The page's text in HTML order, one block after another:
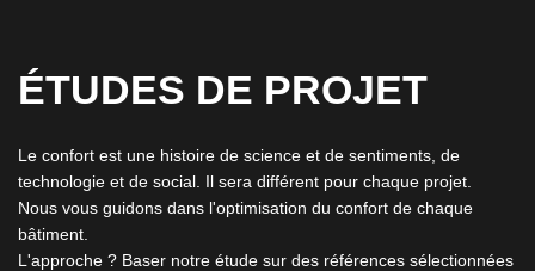
ÉTUDES DE PROJET
Le confort est une histoire de science et de sentiments, de
technologie et de social. Il sera différent pour chaque projet.
Nous vous guidons dans l'optimisation du confort de chaque
bâtiment.
L'approche ? Baser notre étude sur des références sélectionnées